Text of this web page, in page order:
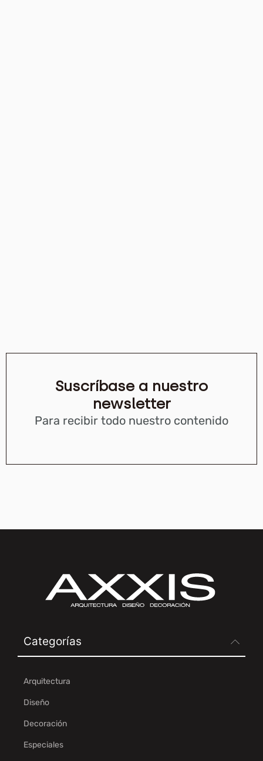
Suscríbase a nuestro
newsletter
Para recibir todo nuestro contenido
Categorías
Arquitectura
Diseño
Decoración
Especiales